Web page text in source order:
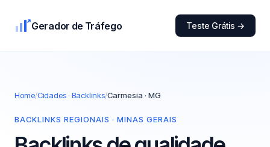
Gerador de Tráfego Teste Grátis →
Home/Cidades · Backlinks/Carmesia · MG
BACKLINKS REGIONAIS · MINAS GERAIS